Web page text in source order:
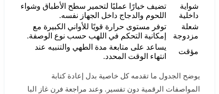
شواية
داخلية
تضيف خيارًا عمليًا لتحمير سطح الأطباق وشواء
اللحوم والدجاج داخل الجهاز نفسه.
شعلة
مزدوجة
توفر مستوى حرارة قويًا للأواني الكبيرة مع
إمكانية التحكم في اللهب حسب نوع الوصفة.
مؤقت
يساعد على متابعة مدة الطهي والتنبيه عند
انتهاء الوقت المحدد.
يوضح الجدول ما تقدمه كل خاصية بدل إعادة كتابة
المواصفات الرقمية دون تفسير. وعند مراجعة فرن غاز البا